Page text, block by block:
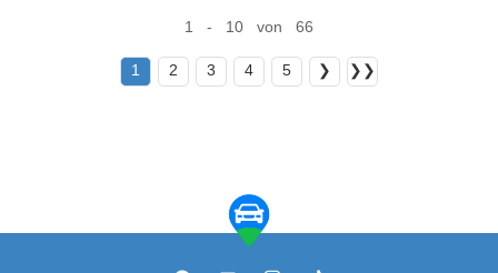
1 - 10 von 66
1 2 3 4 5 ❯ ❯❯